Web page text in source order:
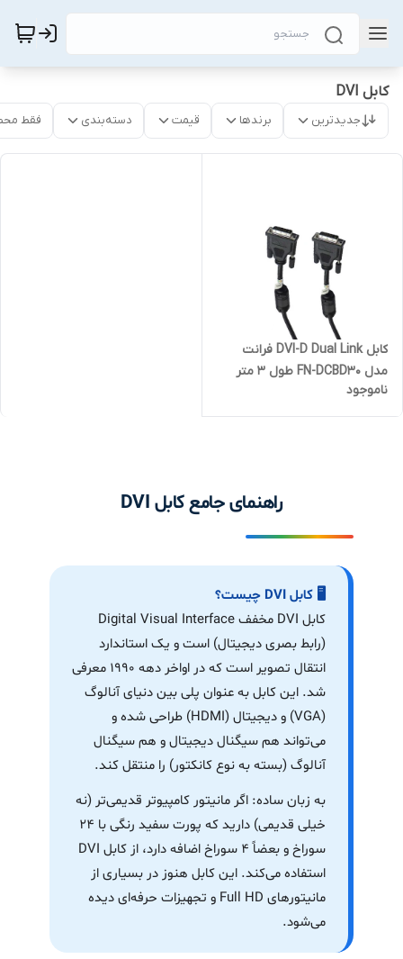
کابل DVI
جدیدترین برندها قیمت دسته‌بندی فقط
کابل DVI-D Dual Link فرانت
مدل FN-DCBD30 طول 3 متر
ناموجود
راهنمای جامع کابل DVI
🖥️ کابل DVI چیست؟
کابل DVI مخفف Digital Visual Interface
(رابط بصری دیجیتال) است و یک استاندارد
انتقال تصویر است که در اواخر دهه ۱۹۹۰ معرفی
شد. این کابل به عنوان پلی بین دنیای آنالوگ
(VGA) و دیجیتال (HDMI) طراحی شده و
می‌تواند هم سیگنال دیجیتال و هم سیگنال
آنالوگ (بسته به نوع کانکتور) را منتقل کند.
به زبان ساده: اگر مانیتور کامپیوتر قدیمی‌تر (نه
خیلی قدیمی) دارید که پورت سفید رنگی با ۲۴
سوراخ و بعضاً ۴ سوراخ اضافه دارد، از کابل DVI
استفاده می‌کند. این کابل هنوز در بسیاری از
مانیتورهای Full HD و تجهیزات حرفه‌ای دیده
می‌شود.